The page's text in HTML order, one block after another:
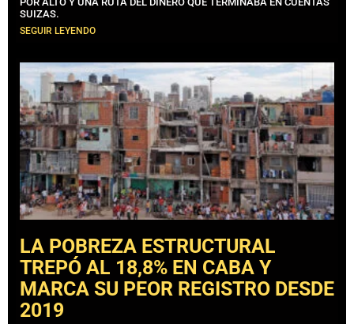
SUIZAS.
SEGUIR LEYENDO
LA POBREZA ESTRUCTURAL
TREPÓ AL 18,8% EN CABA Y
MARCA SU PEOR REGISTRO DESDE
2019